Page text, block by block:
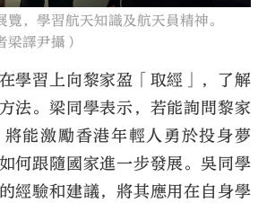
，學習航天知識及航天員精神。
梁譯尹攝）
學習上向黎家盈「取經」，了解
法。梁同學表示，若能詢問黎家
能激勵香港年輕人勇於投身夢
何跟隨國家進一步發展。吳同學
經驗和建議，將其應用在自身學